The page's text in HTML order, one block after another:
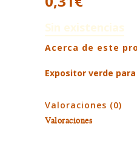
Sin existencias
Acerca de este
Expositor verde
Valoraciones (0)
Valoraciones